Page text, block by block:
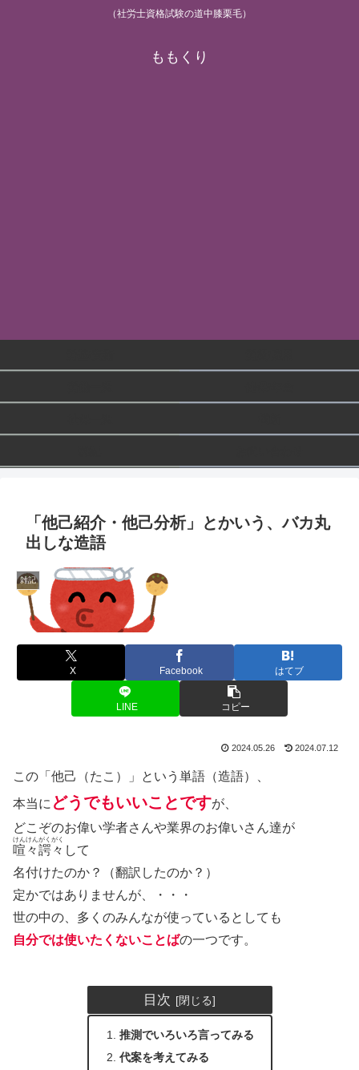
（社労士資格試験の道中膝栗毛）
ももくり
「他己紹介・他己分析」とかいう、バカ丸
出しな造語
雑記
X Facebook はてブ
LINE コピー
2024.05.26 2024.07.12
この「他己（たこ）」という単語（造語）、
本当に どうでもいいことですが、
どこぞのお偉い学者さんや業界のお偉いさん達が
喧々諤々
けんけんがくがく
して
名付けたのか？（翻訳したのか？）
定かではありませんが、・・・
世の中の、多くのみんなが使っているとしても
自分では使いたくないことばの一つです。
目次
推測でいろいろ言ってみる
代案を考えてみる